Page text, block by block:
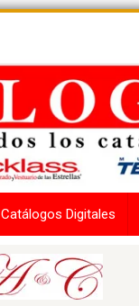
Catálogos Digitales